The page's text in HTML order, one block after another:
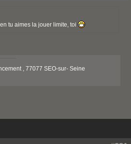
tu aimes la jouer limite, toi
, 77077 SEO-sur- Seine